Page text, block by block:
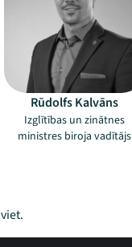
Rūdolfs Kalvāns
Izglītības un zinātnes
ministres biroja vadītājs